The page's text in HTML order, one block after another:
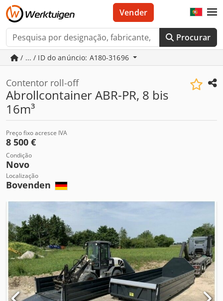
Procurar
Vender
/ ... / ID do anúncio: A180-31696
Contentor roll-off
Abrollcontainer ABR-PR, 8 bis
16m³
Preço fixo acresce IVA
8 500 €
Condição
Novo
Localização
Bovenden